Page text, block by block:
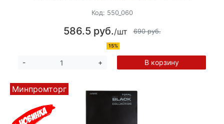
Код: 550_060
586.5 руб./шт 690 руб.
15%
- + В корзину
Минпромторг